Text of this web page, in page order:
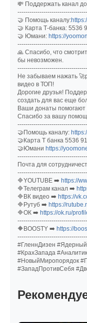
💸 Поддержать канал
🤝 Помощь каналу:
🤝 Карта Т-банка: 5536
🤝 Юмани: https://
🙏 Спасибо, что
бы невозможен.
Не забываем нажать
видео в ТОП!
Дорогие друзья!
создать для вас еще
Ваши донаты помогают
Спасибо за вашу
🤝Помощь каналу:
🤝Карта Т банка 5536
🤝Юмани https://
Почта для
🔷YOUTUBE ➡️ https://
🔷Телеграм канал ➡️
🔷ВК видео ➡️ https://
🔷Рутуб ➡️ https://
🔷ОК ➡️ https://ok.ru/
🔶BOOSTY ➡️ https://
#ГленнДизен
#КрахЗапада
#НовыйМиропорядок
#ЗападПротивСебя